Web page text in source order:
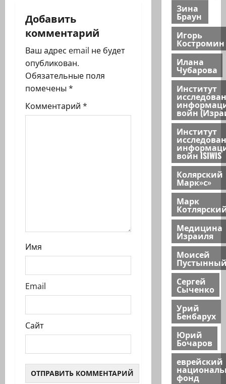
ц
и
я
з
а
п
Добавить
комментарий
Ваш адрес email не будет
опубликован.
Обязательные поля
помечены *
Комментарий *
Имя
Email
Сайт
Зина
Браун
Игорь
Костромин
Илана
Чубарова
Институт
войн
Институт
войн ISIWIS
Колярский
Марк»с»
Марк
Медицина
Израиля
Моисей
Сергей
Сыченко
Урий
Бенбарух
Юрий
Бочаров
еврейский
фонд